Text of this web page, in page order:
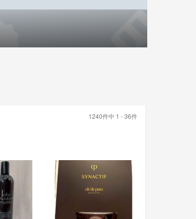
1240件中 1 - 36件